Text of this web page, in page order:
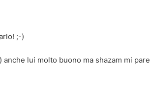
;-)
lui molto buono ma shazam mi pare